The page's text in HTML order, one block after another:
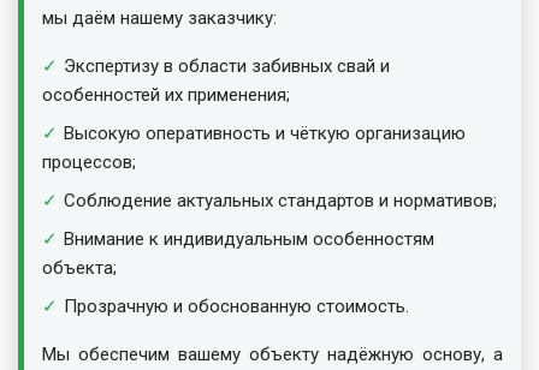
мы даём нашему заказчику:
Экспертизу в области забивных свай и
особенностей их применения;
Высокую оперативность и чёткую организацию
процессов;
Соблюдение актуальных стандартов и нормативов;
Внимание к индивидуальным особенностям
объекта;
Прозрачную и обоснованную стоимость.
Мы обеспечим вашему объекту надёжную основу, а